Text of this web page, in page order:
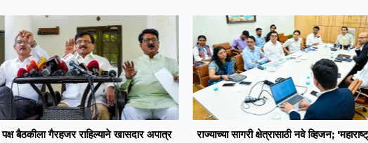
पक्ष बैठकीला गैरहजर राहिल्याने खासदार अपात्र
राज्याच्या सागरी क्षेत्रासाठी नवे व्हिजन;